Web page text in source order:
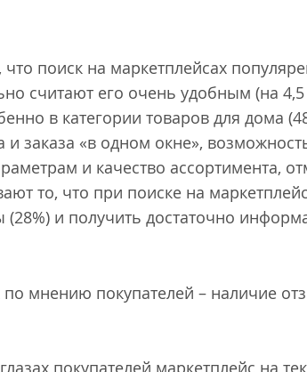
поиск на маркетплейсах
считают его очень удобным (на 4,5
в категории товаров для дома
заказа «в одном окне»,
и качество ассортимента,
то, что при поиске на
и получить достаточно
мнению покупателей – наличие